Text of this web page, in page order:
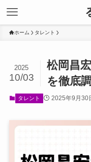
ホーム タレント
松岡昌
を徹底
2025
10/03
タレント 2025年9月30